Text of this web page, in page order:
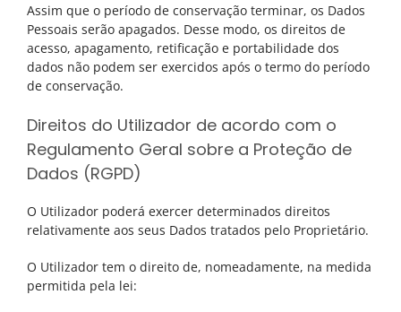
Assim que o período de conservação terminar, os Dados
Pessoais serão apagados. Desse modo, os direitos de
acesso, apagamento, retificação e portabilidade dos
dados não podem ser exercidos após o termo do período
de conservação.
Direitos do Utilizador de acordo com o
Regulamento Geral sobre a Proteção de
Dados (RGPD)
O Utilizador poderá exercer determinados direitos
relativamente aos seus Dados tratados pelo Proprietário.
O Utilizador tem o direito de, nomeadamente, na medida
permitida pela lei: